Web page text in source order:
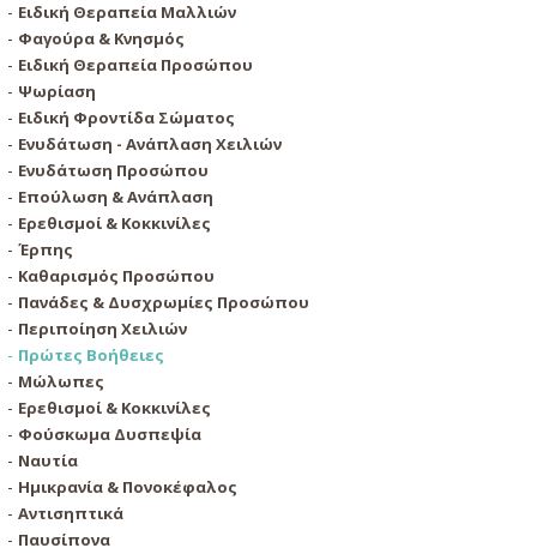
Ειδική Θεραπεία Μαλλιών
Φαγούρα & Κνησμός
Ειδική Θεραπεία Προσώπου
Ψωρίαση
Ειδική Φροντίδα Σώματος
Ενυδάτωση - Ανάπλαση Χειλιών
Ενυδάτωση Προσώπου
Επούλωση & Ανάπλαση
Ερεθισμοί & Κοκκινίλες
Έρπης
Καθαρισμός Προσώπου
Πανάδες & Δυσχρωμίες Προσώπου
Περιποίηση Χειλιών
Πρώτες Βοήθειες
Μώλωπες
Ερεθισμοί & Κοκκινίλες
Φούσκωμα Δυσπεψία
Ναυτία
Ημικρανία & Πονοκέφαλος
Αντισηπτικά
Παυσίπονα